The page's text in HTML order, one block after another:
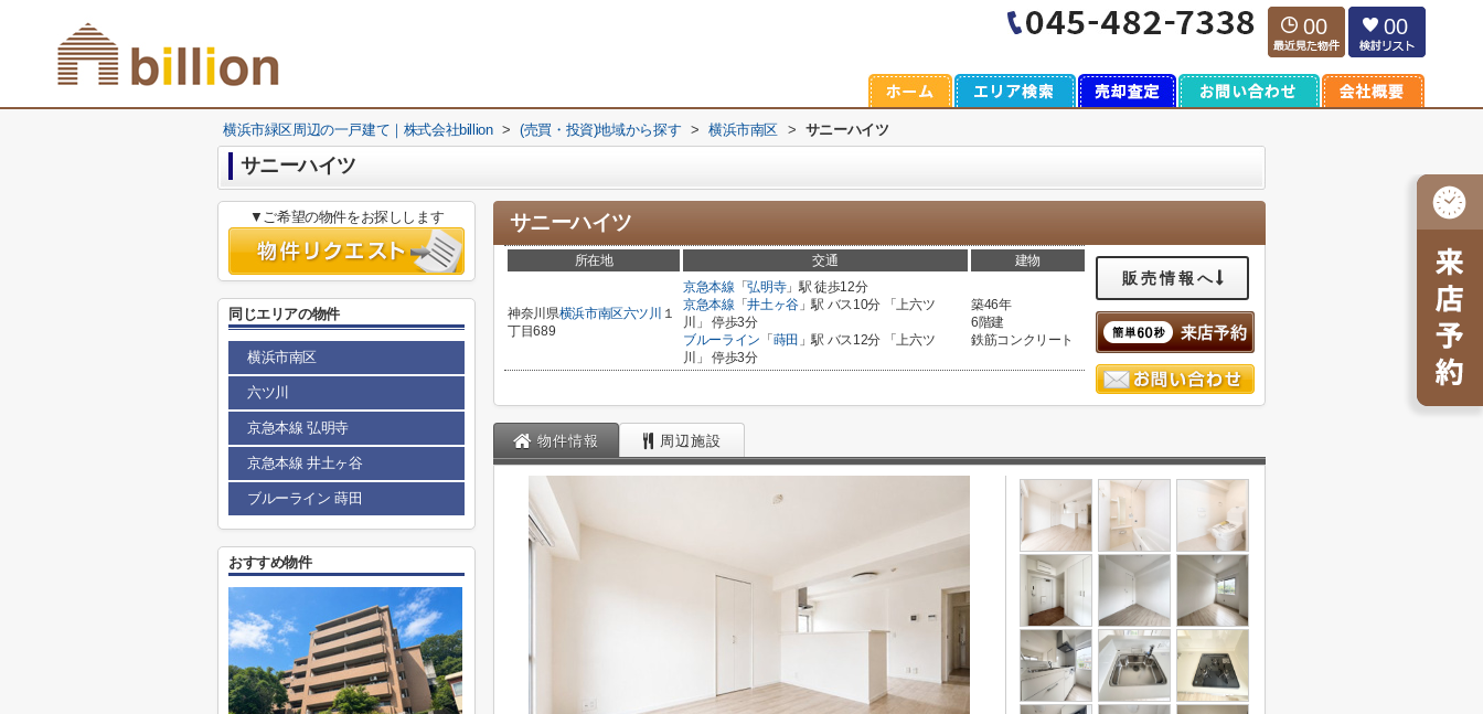
00 00
横浜市緑区周辺の一戸建て｜株式会社billion > (売買・投資)地域から探す > 横浜市南区 > サニーハイツ
サニーハイツ
サニーハイツ
所在地 交通 建物
神奈川県横浜市南区六ツ川 １
丁目689
京急本線 「弘明寺」駅 徒歩12分
京急本線 「井土ヶ谷」駅 バス10分 「上六ツ
川」 停歩3分
ブルーライン 「 蒔田 」駅 バス12分 「上六ツ
川」 停歩3分
築46年
6階建
鉄筋コンクリート
販売情報へ
物件情報 周辺施設
▼ご希望の物件をお探しします
同じエリアの物件
横浜市南区
六ツ川
京急本線 弘明寺
京急本線 井土ヶ谷
ブルーライン 蒔田
おすすめ物件